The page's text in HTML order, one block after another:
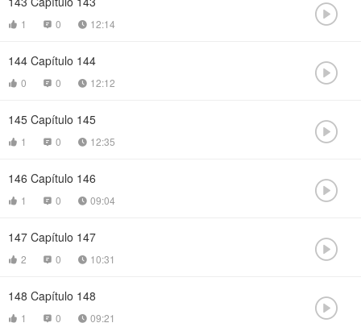
 1  0  12:14 
144 Capítulo 144
 0  0  12:12 
145 Capítulo 145
 1  0  12:35 
146 Capítulo 146
 1  0  09:04 
147 Capítulo 147
 2  0  10:31 
148 Capítulo 148
 1  0  09:21 